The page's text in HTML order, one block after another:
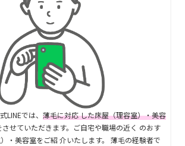
LINEでは、 薄毛に対応 した床屋（理容室）・美容
させていただきます。ご自宅や職場の近く のおす
・美容室をご紹 介いたします。 薄毛の経験者で